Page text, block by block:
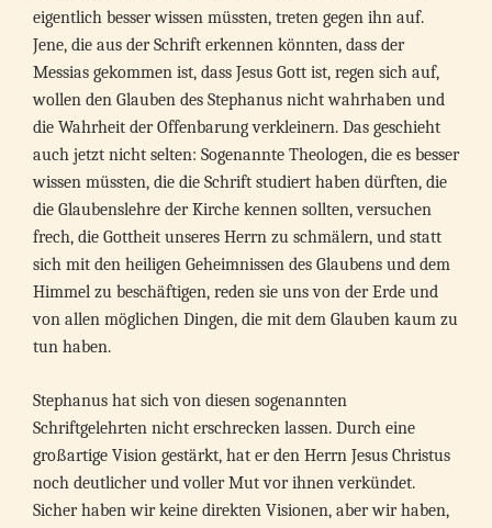
eigentlich besser wissen müssten, treten gegen ihn auf.
Jene, die aus der Schrift erkennen könnten, dass der
Messias gekommen ist, dass Jesus Gott ist, regen sich auf,
wollen den Glauben des Stephanus nicht wahrhaben und
die Wahrheit der Offenbarung verkleinern. Das geschieht
auch jetzt nicht selten: Sogenannte Theologen, die es besser
wissen müssten, die die Schrift studiert haben dürften, die
die Glaubenslehre der Kirche kennen sollten, versuchen
frech, die Gottheit unseres Herrn zu schmälern, und statt
sich mit den heiligen Geheimnissen des Glaubens und dem
Himmel zu beschäftigen, reden sie uns von der Erde und
von allen möglichen Dingen, die mit dem Glauben kaum zu
tun haben.
Stephanus hat sich von diesen sogenannten
Schriftgelehrten nicht erschrecken lassen. Durch eine
großartige Vision gestärkt, hat er den Herrn Jesus Christus
noch deutlicher und voller Mut vor ihnen verkündet.
Sicher haben wir keine direkten Visionen, aber wir haben,